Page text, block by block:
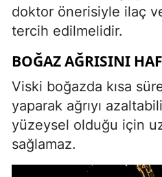
doktor önerisiyle ilaç
tercih edilmelidir.
BOĞAZ AĞRISINI
Viski boğazda kısa
yaparak ağrıyı
yüzeysel olduğu için
sağlamaz.